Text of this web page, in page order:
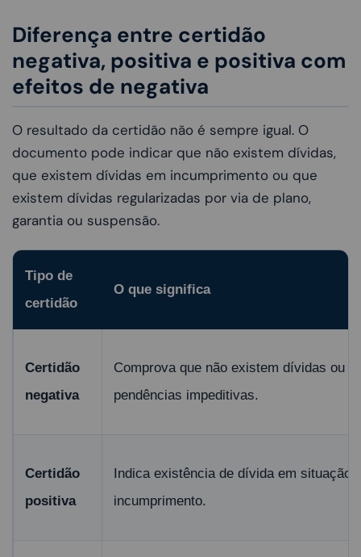
Diferença entre certidão
negativa, positiva e positiva com
efeitos de negativa
O resultado da certidão não é sempre igual. O
documento pode indicar que não existem dívidas,
que existem dívidas em incumprimento ou que
existem dívidas regularizadas por via de plano,
garantia ou suspensão.
Tipo de
certidão
O que significa
Certidão
negativa
Comprova que não existem dívidas ou
pendências impeditivas.
Certidão
positiva
Indica existência de dívida em situação
incumprimento.